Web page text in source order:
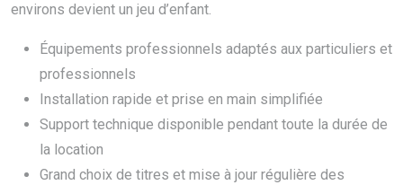
environs devient un jeu d’enfant.
Équipements professionnels adaptés aux particuliers et
professionnels
Installation rapide et prise en main simplifiée
Support technique disponible pendant toute la durée de
la location
Grand choix de titres et mise à jour régulière des